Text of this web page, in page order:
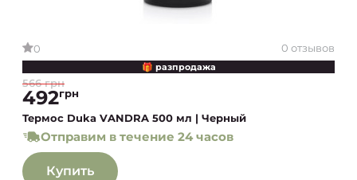
0 0 отзывов
🎁 разпродажа
566 грн
492грн
Термос Duka VANDRA 500 мл | Черный
Отправим в течение 24 часов
Купить